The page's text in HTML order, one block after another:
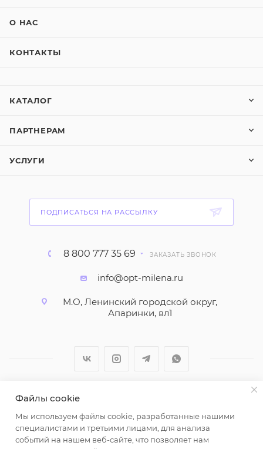
О НАС
КОНТАКТЫ
КАТАЛОГ
ПАРТНЕРАМ
УСЛУГИ
ПОДПИСАТЬСЯ НА РАССЫЛКУ
8 800 777 35 69 ЗАКАЗАТЬ ЗВОНОК
info@opt-milena.ru
М.О, Ленинский городской округ,
Апаринки, вл1
2026 © ООО "Вайт Текстиль групп"
Любая информация на сайте носит справочный
характер и не является публичной офертой
определяемой положениями пункта 2 статьи 437
Файлы cookie
Мы используем файлы cookie, разработанные нашими
специалистами и третьими лицами, для анализа
событий на нашем веб-сайте, что позволяет нам